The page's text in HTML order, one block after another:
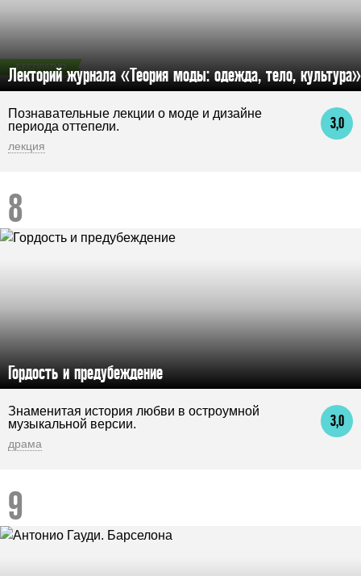
БЕСПЛАТНО
Лекторий журнала «Теория моды: одежда, тело, культура»
3,0
Познавательные лекции о моде и дизайне
периода оттепели.
лекция
Гордость и предубеждение
3,0
Знаменитая история любви в остроумной
музыкальной версии.
драма